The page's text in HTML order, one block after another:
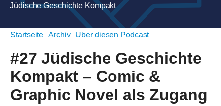
Jüdische Geschichte Kompakt
Startseite Archiv Über diesen Podcast
#27 Jüdische Geschichte
Kompakt – Comic &
Graphic Novel als Zugang